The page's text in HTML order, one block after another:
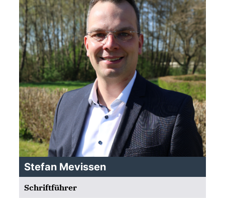
Stefan Mevissen
Schriftführer